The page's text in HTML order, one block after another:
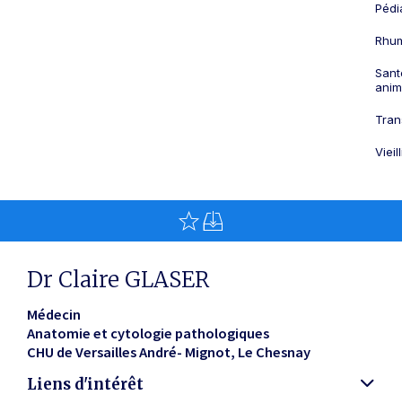
Dr Claire GLASER
Médecin
Anatomie et cytologie pathologiques
CHU de Versailles André- Mignot Le Chesnay
Liens d'intérêt